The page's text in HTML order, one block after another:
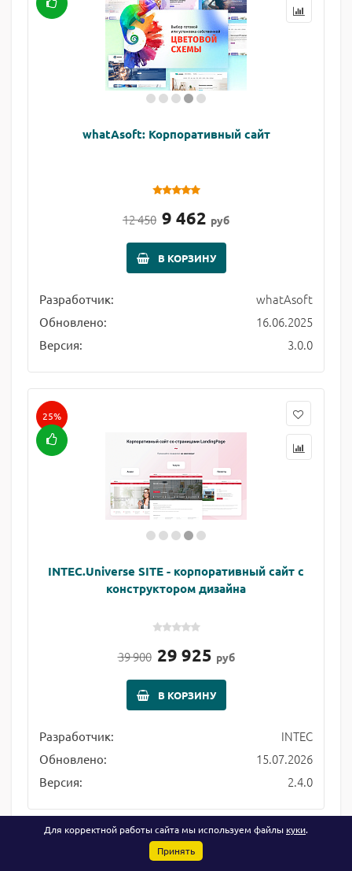
whatAsoft: Корпоративный сайт
12 450 9 462 руб
В КОРЗИНУ
Разработчик: whatAsoft
Обновлено: 16.06.2025
Версия: 3.0.0
25%
INTEC.Universe SITE - корпоративный сайт с
конструктором дизайна
39 900 29 925 руб
В КОРЗИНУ
Разработчик: INTEC
Обновлено: 15.07.2026
Версия: 2.4.0
Для корректной работы сайта мы используем файлы куки.
Принять